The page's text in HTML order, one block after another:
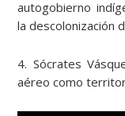
autogobierno
la descolonización
4. Sócrates
aéreo como